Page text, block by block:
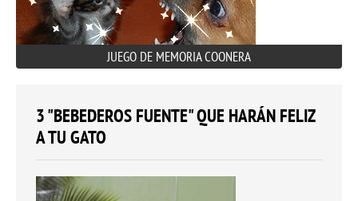
JUEGO DE MEMORIA COONERA
3 "BEBEDEROS FUENTE" QUE HARÁN FELIZ
A TU GATO